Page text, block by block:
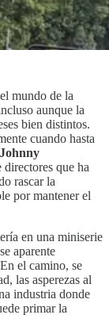
mundo de la
aunque la
bien distintos.
cuando hasta
Johnny
que ha
rascar la
por mantener el
en una miniserie
aparente
el camino, se
las asperezas al
industria donde
primar la